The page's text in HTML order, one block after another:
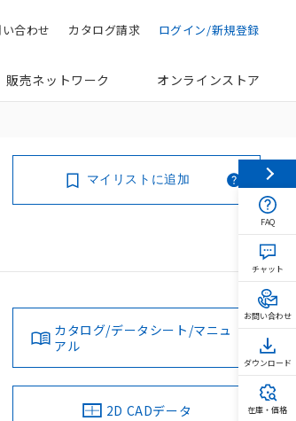
ログイン/新規登録
カタログ請求
合わせ
販売ネットワーク オンラインストア
マイリストに追加
カタログ/データシート/マニュ
アル
2D CADデータ
FAQ
チャット
お問い合わせ
ダウンロード
在庫・価格